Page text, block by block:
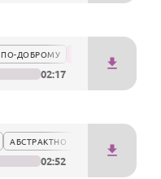
ПО-ДОБРОМУ
02:17
АБСТРАКТНО
02:52